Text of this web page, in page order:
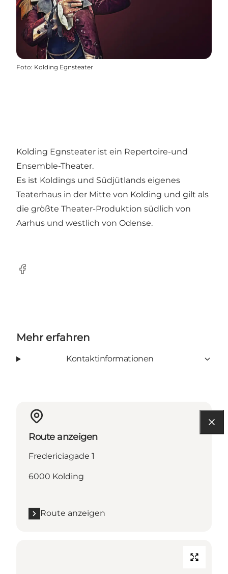
Foto: Kolding Egnsteater
Kolding Egnsteater ist ein Repertoire-und
Ensemble-Theater.
Es ist Koldings und Südjütlands eigenes
Teaterhaus in der Mitte von Kolding und gilt als
die größte Theater-Produktion südlich von
Aarhus und westlich von Odense.
Facebook
Mehr erfahren
Kontaktinformationen
Route anzeigen
Fredericiagade 1
6000 Kolding
Route anzeigen